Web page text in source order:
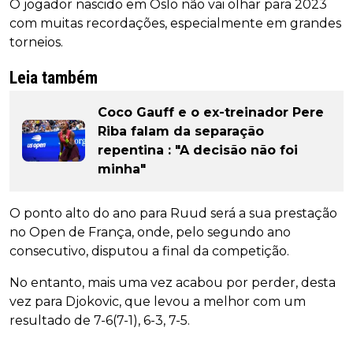
O jogador nascido em Oslo não vai olhar para 2023
com muitas recordações, especialmente em grandes
torneios.
Leia também
Coco Gauff e o ex-treinador Pere
Riba falam da separação
repentina : "A decisão não foi
minha"
O ponto alto do ano para Ruud será a sua prestação
no Open de França, onde, pelo segundo ano
consecutivo, disputou a final da competição.
No entanto, mais uma vez acabou por perder, desta
vez para Djokovic, que levou a melhor com um
resultado de 7-6(7-1), 6-3, 7-5.